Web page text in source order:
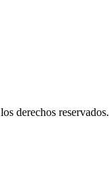
derechos reservados.